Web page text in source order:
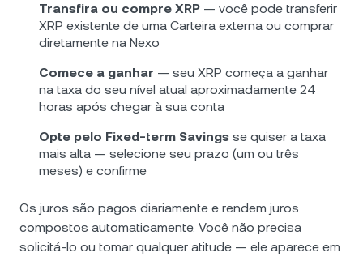
Transfira ou compre XRP — você pode transferir
XRP existente de uma Carteira externa ou comprar
diretamente na Nexo
Comece a ganhar — seu XRP começa a ganhar
na taxa do seu nível atual aproximadamente 24
horas após chegar à sua conta
Opte pelo Fixed-term Savings se quiser a taxa
mais alta — selecione seu prazo (um ou três
meses) e confirme
Os juros são pagos diariamente e rendem juros
compostos automaticamente. Você não precisa
solicitá-lo ou tomar qualquer atitude — ele aparece em